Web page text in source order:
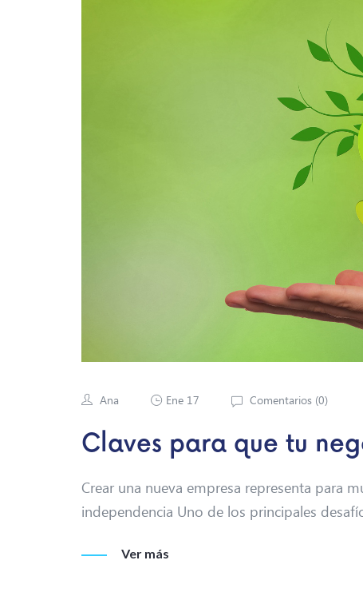
Ana Ene 17 Comentarios (0)
Claves para que tu
Crear una nueva empresa representa para
independencia Uno de los principales
Ver más